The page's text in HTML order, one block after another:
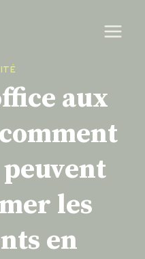
aux
les
en